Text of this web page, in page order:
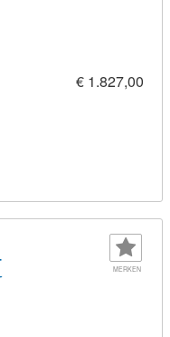
€ 1.827,00
MERKEN